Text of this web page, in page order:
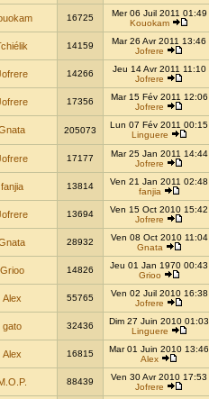
16725
Mer 06 Juil 2011 01:49
Kouokam
14159
Mar 26 Avr 2011 13:46
Jofrere
14266
Jeu 14 Avr 2011 11:10
Jofrere
17356
Mar 15 Fév 2011 12:06
Jofrere
205073
Lun 07 Fév 2011 00:15
Linguere
17177
Mar 25 Jan 2011 14:44
Jofrere
fanjia 13814
Ven 21 Jan 2011 02:48
fanjia
13694
Ven 15 Oct 2010 15:42
Jofrere
28932
Ven 08 Oct 2010 11:04
Gnata
Grioo 14826
Jeu 01 Jan 1970 00:43
Grioo
Alex 55765
Ven 02 Juil 2010 16:38
Jofrere
gato 32436
Dim 27 Juin 2010 01:03
Linguere
Alex 16815
Mar 01 Juin 2010 13:46
Alex
88439
Ven 30 Avr 2010 17:53
Jofrere